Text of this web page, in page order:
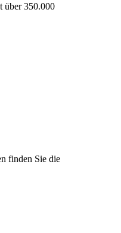
über 350.000
finden Sie die